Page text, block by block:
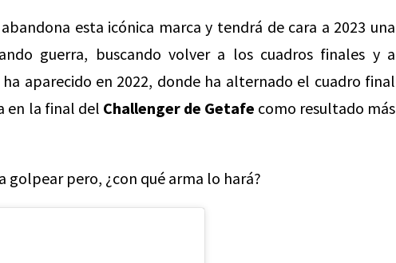
esta icónica marca y tendrá de cara a 2023 una
guerra, buscando volver a los cuadros finales y a
aparecido en 2022, donde ha alternado el cuadro final
en la final del Challenger de Getafe como resultado más
golpear pero, ¿con qué arma lo hará?